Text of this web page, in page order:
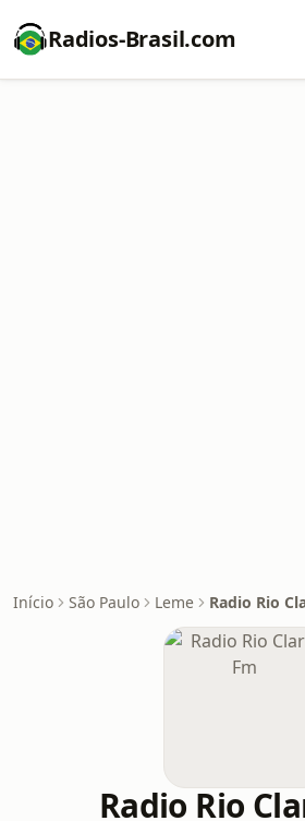
Radios-Brasil.com
Início São Paulo Leme Radio Rio
Radio Rio